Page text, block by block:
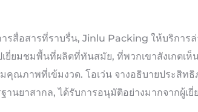
ารสื่อสารที่ราบรื่น, Jinlu Packing ให้บริกา
ยี่ยมชมพื้นที่ผลิตที่ทันสมัย, ที่พวกเขาสังเกตเ
คุณภาพที่เข้มงวด. โอเว่น จางอธิบายประสิท
านยาสากล, ได้รับการอนุมัติอย่างมากจากผู้เยี่